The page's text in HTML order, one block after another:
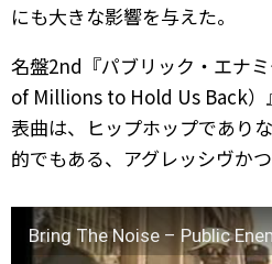
にも大きな影響を与えた。
名盤2nd『パブリック・エナ
of Millions to Hold Us Back）
表曲は、ヒップホップであり
的でもある、アグレッシヴか
Bring The Noise – Public